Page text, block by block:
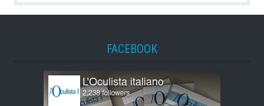
FACEBOOK